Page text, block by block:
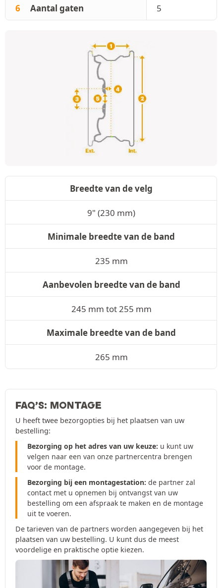
6 Aantal gaten 5
Breedte van de velg
9" (230 mm)
Minimale breedte van de band
235 mm
Aanbevolen breedte van de band
245 mm tot 255 mm
Maximale breedte van de band
265 mm
FAQ’S: MONTAGE
U heeft twee bezorgopties bij het plaatsen van uw
bestelling:
Bezorging op het adres van uw keuze: u kunt uw
velgen naar een van onze partnercentra brengen
voor de montage.
Bezorging bij een montagestation: de partner zal
contact met u opnemen bij ontvangst van uw
bestelling om een afspraak te maken en de montage
uit te voeren.
De tarieven van de partners worden aangegeven bij het
plaatsen van uw bestelling. U kunt dus de meest
voordelige en praktische optie kiezen.